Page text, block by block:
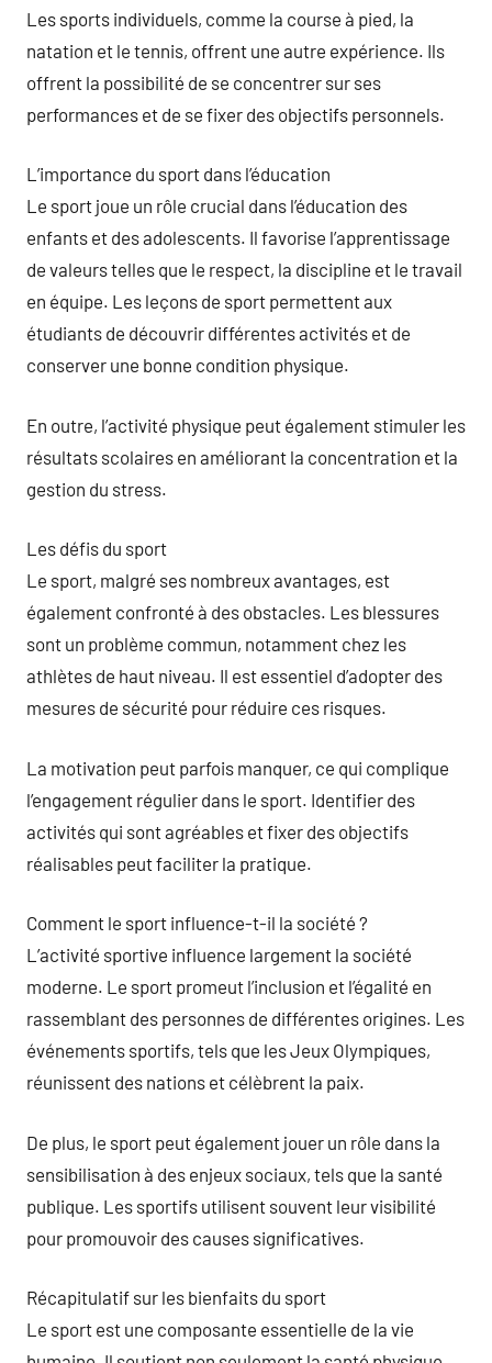
Les sports individuels, comme la course à pied, la
natation et le tennis, offrent une autre expérience. Ils
offrent la possibilité de se concentrer sur ses
performances et de se fixer des objectifs personnels.
L’importance du sport dans l’éducation
Le sport joue un rôle crucial dans l’éducation des
enfants et des adolescents. Il favorise l’apprentissage
de valeurs telles que le respect, la discipline et le travail
en équipe. Les leçons de sport permettent aux
étudiants de découvrir différentes activités et de
conserver une bonne condition physique.
En outre, l’activité physique peut également stimuler les
résultats scolaires en améliorant la concentration et la
gestion du stress.
Les défis du sport
Le sport, malgré ses nombreux avantages, est
également confronté à des obstacles. Les blessures
sont un problème commun, notamment chez les
athlètes de haut niveau. Il est essentiel d’adopter des
mesures de sécurité pour réduire ces risques.
La motivation peut parfois manquer, ce qui complique
l’engagement régulier dans le sport. Identifier des
activités qui sont agréables et fixer des objectifs
réalisables peut faciliter la pratique.
Comment le sport influence-t-il la société ?
L’activité sportive influence largement la société
moderne. Le sport promeut l’inclusion et l’égalité en
rassemblant des personnes de différentes origines. Les
événements sportifs, tels que les Jeux Olympiques,
réunissent des nations et célèbrent la paix.
De plus, le sport peut également jouer un rôle dans la
sensibilisation à des enjeux sociaux, tels que la santé
publique. Les sportifs utilisent souvent leur visibilité
pour promouvoir des causes significatives.
Récapitulatif sur les bienfaits du sport
Le sport est une composante essentielle de la vie